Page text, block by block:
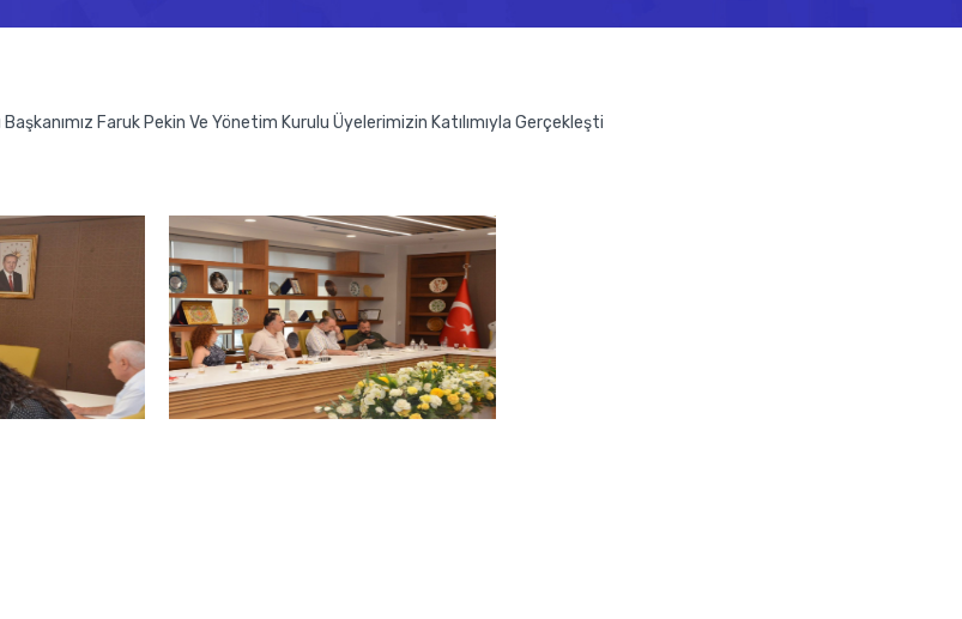
Faruk Pekin Ve Yönetim Kurulu Üyelerimizin Katılımıyla Gerçekleşti